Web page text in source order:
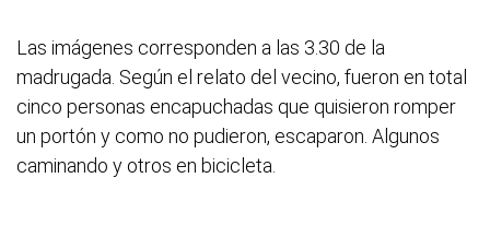
Las imágenes corresponden a las 3.30 de la
madrugada. Según el relato del vecino, fueron en total
cinco personas encapuchadas que quisieron romper
un portón y como no pudieron, escaparon. Algunos
caminando y otros en bicicleta.